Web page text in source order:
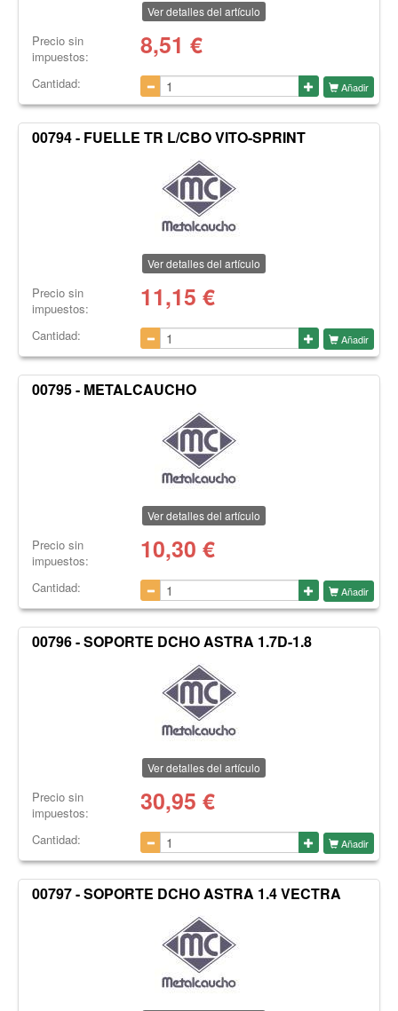
Ver detalles del artículo
Precio sin
impuestos:
8,51 €
Cantidad: Añadir
00794 - FUELLE TR L/CBO VITO-SPRINT
Ver detalles del artículo
Precio sin
impuestos:
11,15 €
Cantidad: Añadir
00795 - METALCAUCHO
Ver detalles del artículo
Precio sin
impuestos:
10,30 €
Cantidad: Añadir
00796 - SOPORTE DCHO ASTRA 1.7D-1.8
Ver detalles del artículo
Precio sin
impuestos:
30,95 €
Cantidad: Añadir
00797 - SOPORTE DCHO ASTRA 1.4 VECTRA